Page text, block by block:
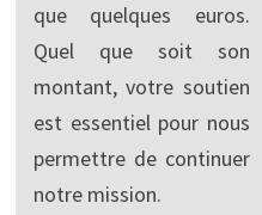
que quelques euros.
Quel que soit son
montant, votre soutien
est essentiel pour nous
permettre de continuer
notre mission.